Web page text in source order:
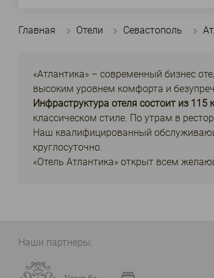
Главная Отели Севастополь
«Атлантика» – современный бизнес
высоким уровнем комфорта и
Инфраструктура отеля состоит из
классическом стиле. По утрам в
Наш квалифицированный
круглосуточно.
«Отель Атлантика» открыт всем
Наши партнеры: